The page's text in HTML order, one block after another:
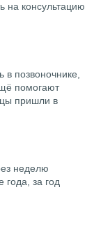
на консультацию
в позвоночнике,
помогают
пришли в
неделю
года, за год